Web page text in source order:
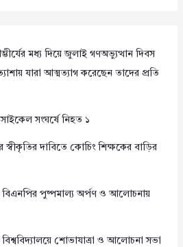
মধ্য দিয়ে জুলাই গণঅভ্যুত্থান দিবস
যারা আত্মত্যাগ করেছেন তাদের প্রতি
সংঘর্ষে নিহত ১
স্বীকৃতির দাবিতে কোচিং শিক্ষকের বাড়ির
বিএনপির পুষ্পমাল্য অর্পণ ও আলোচনায়
শোভাযাত্রা ও আলোচনা সভা